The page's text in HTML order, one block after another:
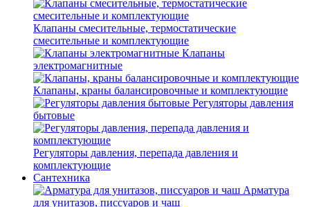
Клапаны смесительные, термостатические
смесительные и комплектующие
Клапаны
электромагнитные
Клапаны, краны балансировочные и комплектующие
Регуляторы давления
бытовые
Регуляторы давления, перепада давления и
комплектующие
Сантехника
Арматура
для унитазов, писсуаров и чаш